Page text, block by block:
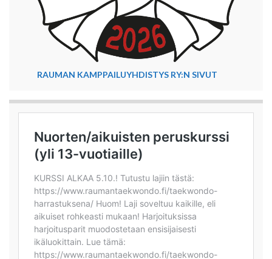
RAUMAN KAMPPAILUYHDISTYS RY:N SIVUT